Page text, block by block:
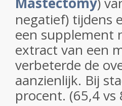
negatief) tijdens
een supplement
extract van een
verbeterde de
aanzienlijk. Bij
procent. (65,4 vs